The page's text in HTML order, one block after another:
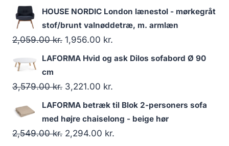
HOUSE NORDIC London lænestol - mørkegråt
stof/brunt valnøddetræ, m. armlæn
2,059.00kr. 1,956.00 kr.
LAFORMA Hvid og ask Dilos sofabord Ø 90
cm
3,579.00kr. 3,221.00 kr.
LAFORMA betræk til Blok 2-personers sofa
med højre chaiselong - beige hør
2,549.00kr. 2,294.00 kr.